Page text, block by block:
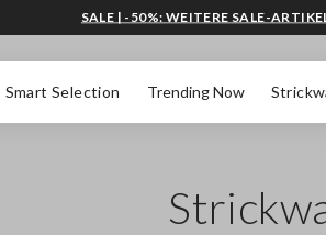
Smart Selection Trending Now
SALE | -50%: WEITERE SALE-